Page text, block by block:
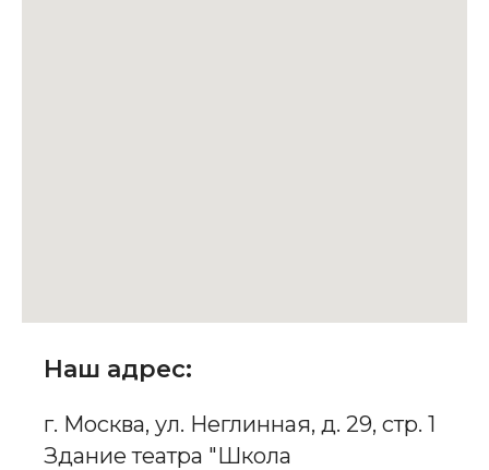
Наш адрес:
г. Москва, ул. Неглинная, д. 29, стр. 1
Здание театра "Школа